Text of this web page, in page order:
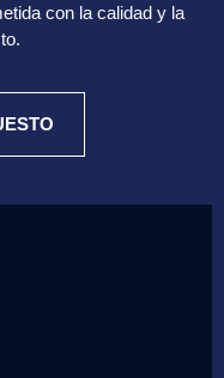
con la calidad y la